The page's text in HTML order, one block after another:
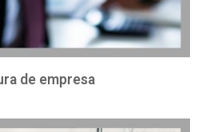
de empresa